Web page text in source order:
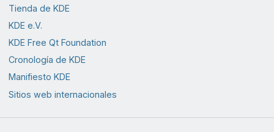
Tienda de KDE
KDE e.V.
KDE Free Qt Foundation
Cronología de KDE
Manifiesto KDE
Sitios web internacionales